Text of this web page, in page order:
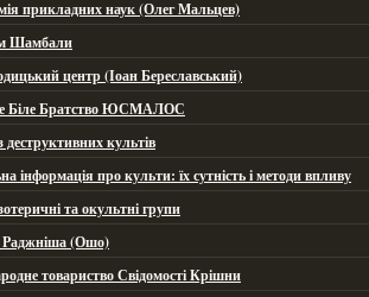
прикладних наук (Олег Мальцев)
Шамбали
центр (Іоан Береславський)
Біле Братство ЮСМАЛОС
деструктивних культів
інформація про культи: їх сутність і методи впливу
та окультні групи
Раджніша (Ошо)
товариство Свідомості Крішни